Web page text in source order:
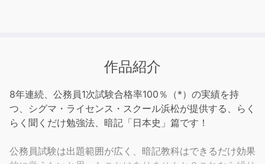
作品紹介
8年連続、公務員1次試験合格率100％（*）の実績を持
つ、シグマ・ライセンス・スクール浜松が提供する、らく
らく聞くだけ勉強法、暗記「日本史」篇です！
公務員試験は出題範囲が広く、暗記教科はできるだけ効果